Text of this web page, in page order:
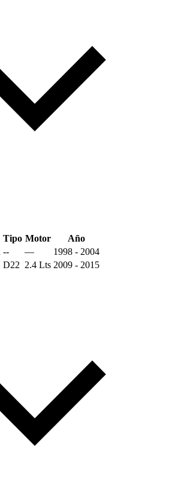
Tipo Motor
Año
-- —
1998 - 2004
D22 2.4 Lts 2009 - 2015